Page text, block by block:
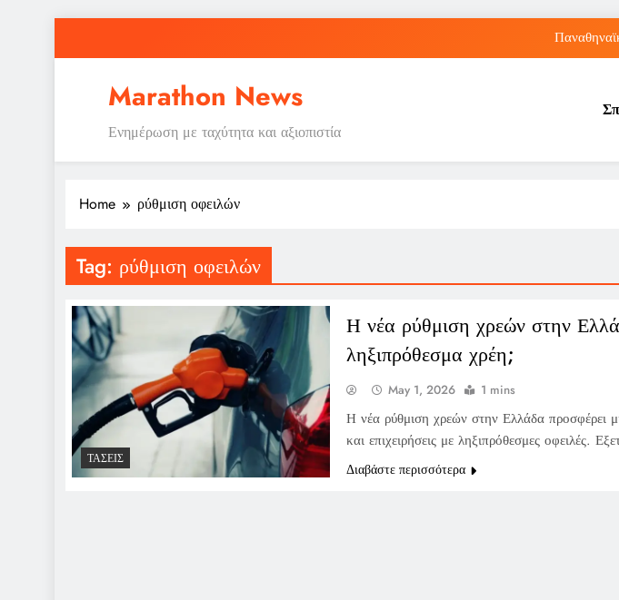
Νέα Κρήτη:
Marathon News
Ενημέρωση με ταχύτητα και αξιοπιστία
Home ρύθμιση οφειλών
Tag: ρύθμιση οφειλών
ΤΆΣΕΙΣ
Η νέα ρύθμιση χρεών στην
ληξιπρόθεσμα χρέη;
May 1, 2026 1 mins
Η νέα ρύθμιση χρεών στην Ελλάδα προσφέρει
και επιχειρήσεις με ληξιπρόθεσμες οφειλές.
Διαβάστε περισσότερα